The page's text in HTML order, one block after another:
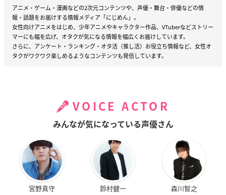
アニメ・ゲーム・漫画などの2次元コンテンツや、声優・舞台・俳優などの情
報・話題をお届けする情報メディア「にじめん」。
女性向けアニメをはじめ、少年アニメやキャラクター作品、VTuberなどストリー
マーにも幅を広げ、オタクが気になる情報を幅広くお届けしています。
さらに、アンケート・ランキング・オタ活（推し活）お役立ち情報など、女性オ
タクがワクワク楽しめるようなコンテンツも発信しています。
VOICE ACTOR
みんなが気になっている声優さん
宮野真守 鈴村健一 森川智之